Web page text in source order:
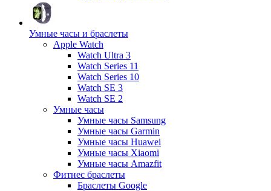
Умные часы и браслеты
Apple Watch
Watch Ultra 3
Watch Series 11
Watch Series 10
Watch SE 3
Watch SE 2
Умные часы
Умные часы Samsung
Умные часы Garmin
Умные часы Huawei
Умные часы Xiaomi
Умные часы Amazfit
Фитнес браслеты
Браслеты Google